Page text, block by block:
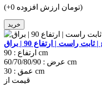
(+0 تومان ارزش افزوده)
خرید
راست | ارتفاع 90 | براق
ارتفاع : 90 cm
عرض : 60/70/80/90 cm
عمق : 30 cm
قیمت از